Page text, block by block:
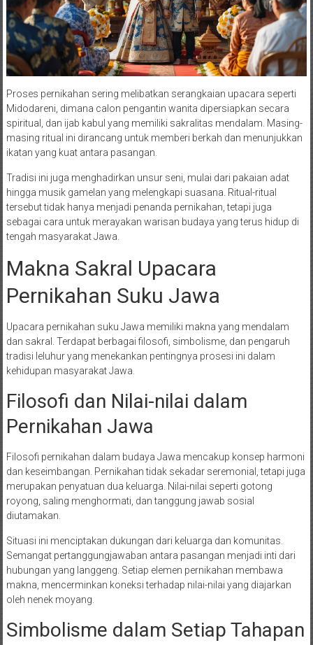
Proses pernikahan sering melibatkan serangkaian upacara seperti
Midodareni, dimana calon pengantin wanita dipersiapkan secara
spiritual, dan ijab kabul yang memiliki sakralitas mendalam. Masing-
masing ritual ini dirancang untuk memberi berkah dan menunjukkan
ikatan yang kuat antara pasangan.
Tradisi ini juga menghadirkan unsur seni, mulai dari pakaian adat
hingga musik gamelan yang melengkapi suasana. Ritual-ritual
tersebut tidak hanya menjadi penanda pernikahan, tetapi juga
sebagai cara untuk merayakan warisan budaya yang terus hidup di
tengah masyarakat Jawa.
Makna Sakral Upacara
Pernikahan Suku Jawa
Upacara pernikahan suku Jawa memiliki makna yang mendalam
dan sakral. Terdapat berbagai filosofi, simbolisme, dan pengaruh
tradisi leluhur yang menekankan pentingnya prosesi ini dalam
kehidupan masyarakat Jawa.
Filosofi dan Nilai-nilai dalam
Pernikahan Jawa
Filosofi pernikahan dalam budaya Jawa mencakup konsep harmoni
dan keseimbangan. Pernikahan tidak sekadar seremonial, tetapi juga
merupakan penyatuan dua keluarga. Nilai-nilai seperti gotong
royong, saling menghormati, dan tanggung jawab sosial
diutamakan.
Situasi ini menciptakan dukungan dari keluarga dan komunitas.
Semangat pertanggungjawaban antara pasangan menjadi inti dari
hubungan yang langgeng. Setiap elemen pernikahan membawa
makna, mencerminkan koneksi terhadap nilai-nilai yang diajarkan
oleh nenek moyang.
Simbolisme dalam Setiap Tahapan